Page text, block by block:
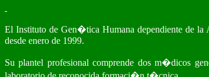
El Instituto de Gen�tica Humana dependiente de
desde enero de 1999.
Su plantel profesional comprende dos m�dicos